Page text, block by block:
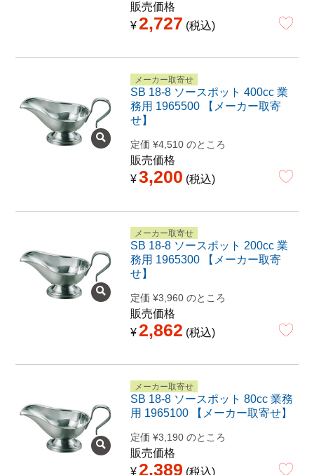
販売価格
¥2,727 税込
メーカー取寄せ
SB 18-8 ソースポット 400cc 業
務用 1965500 【メーカー取寄
せ】
定価 ¥4,510 のところ
販売価格
¥3,200 税込
メーカー取寄せ
SB 18-8 ソースポット 200cc 業
務用 1965300 【メーカー取寄
せ】
定価 ¥3,960 のところ
販売価格
¥2,862 税込
メーカー取寄せ
SB 18-8 ソースポット 80cc 業務
用 1965100 【メーカー取寄せ】
定価 ¥3,190 のところ
販売価格
¥2,389 税込